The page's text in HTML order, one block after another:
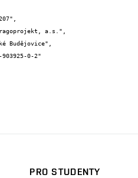
PRO STUDENTY